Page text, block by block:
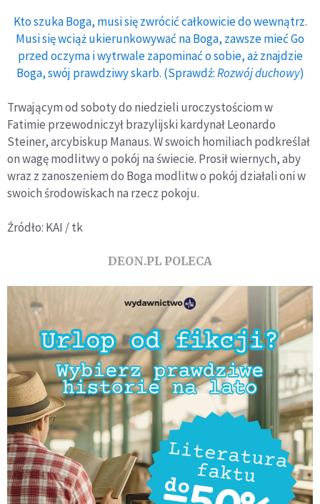
Kto szuka Boga, musi się zwrócić całkowicie do wewnątrz.
Musi się wciąż ukierunkowywać na Boga, zawsze mieć Go
przed oczyma i wytrwale zapominać o sobie, aż znajdzie
Boga, swój prawdziwy skarb. (Sprawdź:Rozwój duchowy)
Trwającym od soboty do niedzieli uroczystościom w
Fatimie przewodniczył brazylijski kardynał Leonardo
Steiner, arcybiskup Manaus. W swoich homiliach podkreślał
on wagę modlitwy o pokój na świecie. Prosił wiernych, aby
wraz z zanoszeniem do Boga modlitw o pokój działali oni w
swoich środowiskach na rzecz pokoju.
Źródło: KAI / tk
DEON.PL POLECA